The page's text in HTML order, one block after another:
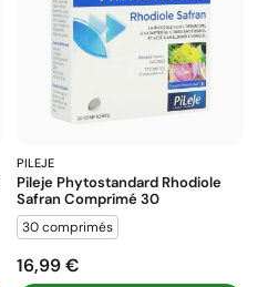
PILEJE
Pileje Phytostandard Rhodiole
Safran Comprimé 30
30 comprimés
Prix
16,99 €